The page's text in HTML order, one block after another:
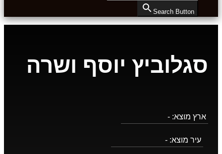
Search Button
סגלוביץ יוסף ושרה
ארץ מוצא: -
עיר מוצא: -